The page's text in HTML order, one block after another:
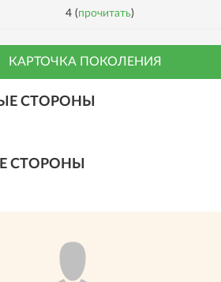
4 (прочитать)
КАРТОЧКА ПОКОЛЕНИЯ
СТОРОНЫ
СТОРОНЫ